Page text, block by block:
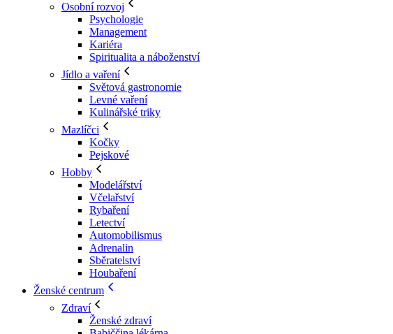
Osobní rozvoj
Psychologie
Management
Kariéra
Spiritualita a náboženství
Jídlo a vaření
Světová gastronomie
Levné vaření
Kulinářské triky
Mazlíčci
Kočky
Pejskové
Hobby
Modelářství
Včelařství
Rybaření
Letectví
Automobilismus
Adrenalin
Sběratelství
Houbaření
Ženské centrum
Zdraví
Ženské zdraví